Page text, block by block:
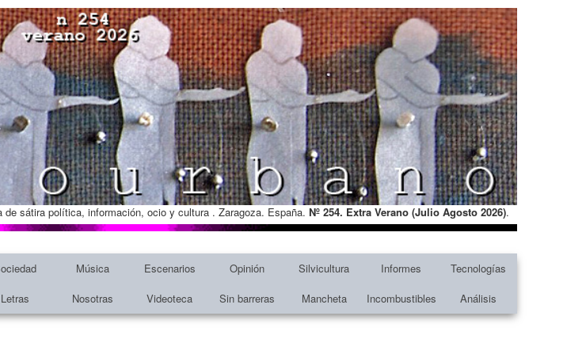
sátira política, información, ocio y cultura . Zaragoza. España. Nº 254. Extra Verano (Julio Agosto 2026).
Música Escenarios Opinión Silvicultura Informes
Tecnologías
Letras Nosotras Videoteca Sin barreras Mancheta Incombustibles Análisis